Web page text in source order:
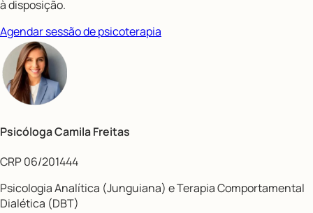
à disposição.
Agendar sessão de psicoterapia
Psicóloga Camila Freitas
CRP 06/201444
Psicologia Analítica (Junguiana) e Terapia Comportamental
Dialética (DBT)